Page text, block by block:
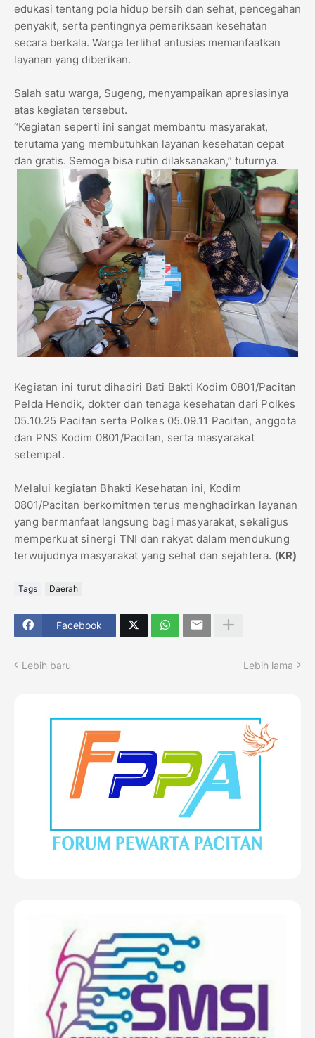
edukasi tentang pola hidup bersih dan sehat, pencegahan
penyakit, serta pentingnya pemeriksaan kesehatan
secara berkala. Warga terlihat antusias memanfaatkan
layanan yang diberikan.
Salah satu warga, Sugeng, menyampaikan apresiasinya
atas kegiatan tersebut.
“Kegiatan seperti ini sangat membantu masyarakat,
terutama yang membutuhkan layanan kesehatan cepat
dan gratis. Semoga bisa rutin dilaksanakan,” tuturnya.
Kegiatan ini turut dihadiri Bati Bakti Kodim 0801/Pacitan
Pelda Hendik, dokter dan tenaga kesehatan dari Polkes
05.10.25 Pacitan serta Polkes 05.09.11 Pacitan, anggota
dan PNS Kodim 0801/Pacitan, serta masyarakat
setempat.
Melalui kegiatan Bhakti Kesehatan ini, Kodim
0801/Pacitan berkomitmen terus menghadirkan layanan
yang bermanfaat langsung bagi masyarakat, sekaligus
memperkuat sinergi TNI dan rakyat dalam mendukung
terwujudnya masyarakat yang sehat dan sejahtera. (KR)
Tags Daerah
Facebook
Lebih baru Lebih lama